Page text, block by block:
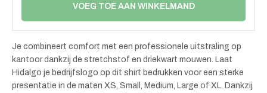
VOEG TOE AAN WINKELMAND
Je combineert comfort met een professionele uitstraling op
kantoor dankzij de stretchstof en driekwart mouwen. Laat
Hidalgo je bedrijfslogo op dit shirt bedrukken voor een sterke
presentatie in de maten XS, Small, Medium, Large of XL. Dankzij